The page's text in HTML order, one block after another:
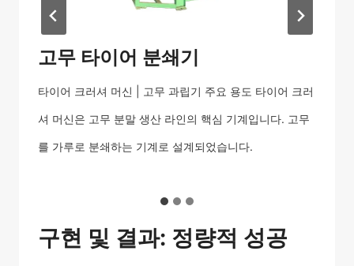
고무 타이어 분쇄기
타이어 크러셔 머신 | 고무 과립기 주요 용도 타이어 크러
셔 머신은 고무 분말 생산 라인의 핵심 기계입니다. 고무
를 가루로 분쇄하는 기계로 설계되었습니다.
구현 및 결과: 정량적 성공